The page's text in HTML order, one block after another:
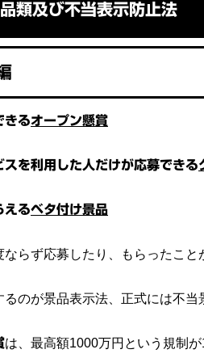
類及び不当表示防止法
きるオープン懸賞
スを利用した人だけが応募できる
えるベタ付け景品
ならず応募したり、もらったこと
るのが景品表示法、正式には不当
は、最高額1000万円という規制